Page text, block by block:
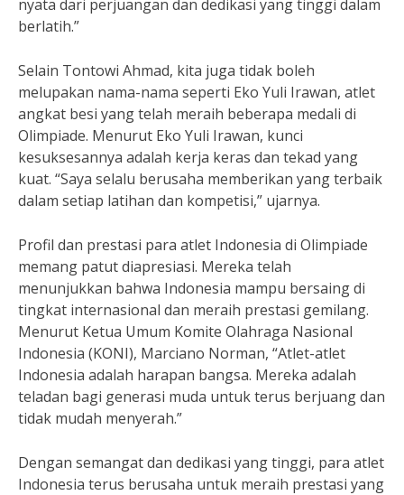
nyata dari perjuangan dan dedikasi yang tinggi dalam
berlatih.”
Selain Tontowi Ahmad, kita juga tidak boleh
melupakan nama-nama seperti Eko Yuli Irawan, atlet
angkat besi yang telah meraih beberapa medali di
Olimpiade. Menurut Eko Yuli Irawan, kunci
kesuksesannya adalah kerja keras dan tekad yang
kuat. “Saya selalu berusaha memberikan yang terbaik
dalam setiap latihan dan kompetisi,” ujarnya.
Profil dan prestasi para atlet Indonesia di Olimpiade
memang patut diapresiasi. Mereka telah
menunjukkan bahwa Indonesia mampu bersaing di
tingkat internasional dan meraih prestasi gemilang.
Menurut Ketua Umum Komite Olahraga Nasional
Indonesia (KONI), Marciano Norman, “Atlet-atlet
Indonesia adalah harapan bangsa. Mereka adalah
teladan bagi generasi muda untuk terus berjuang dan
tidak mudah menyerah.”
Dengan semangat dan dedikasi yang tinggi, para atlet
Indonesia terus berusaha untuk meraih prestasi yang